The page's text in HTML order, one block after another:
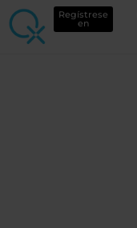
Regístrese
en